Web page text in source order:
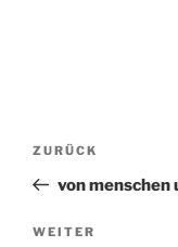
Vorheriger
Beitrag
ZURÜCK
von menschen
Nächster
WEITER